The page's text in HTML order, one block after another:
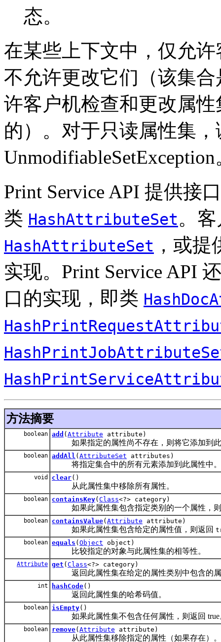
态。
在某些上下文中，仅允
不允许更改它们（该集
许客户机检查和更改属
的）。对于只读属性集
UnmodifiableSetException
Print Service API 提供接
类 HashAttributeSet。
HashAttributeSet ，或
实现。Print Service API
口的实现，即类
方法摘要
boolean add ( Attribute attribute)
如果指定的属性尚不存在，则将它添加到此
boolean addAll ( AttributeSet attributes)
将指定集合中的所有元素添加到此属性中。
void clear()
从此属性集中移除所有属性。
boolean containsKey( Class<?> category)
如果此属性集包含指定类别的一个属性，
boolean containsValue( Attribute attribute)
如果此属性集包含给定的属性值，则返回
boolean equals ( Object object)
比较指定的对象与此属性集的相等性。
Attribute get ( Class<?> category)
返回此属性集在给定的属性类别中包含的
int hashCode()
返回此属性集的哈希码值。
boolean isEmpty()
如果此属性集不包含任何属性，则返回 true
boolean remove( Attribute attribute)
从此属性集移除指定的属性（如果存在）。